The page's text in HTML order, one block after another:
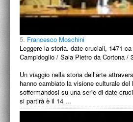
5. Francesco Moschini
Leggere la storia. date cruciali, 1471
Campidoglio / Sala Pietro da Cortona /
Un viaggio nella storia dell’arte
hanno cambiato la visione culturale del
soffermandosi su una serie di date
si partirà è il 14 ...